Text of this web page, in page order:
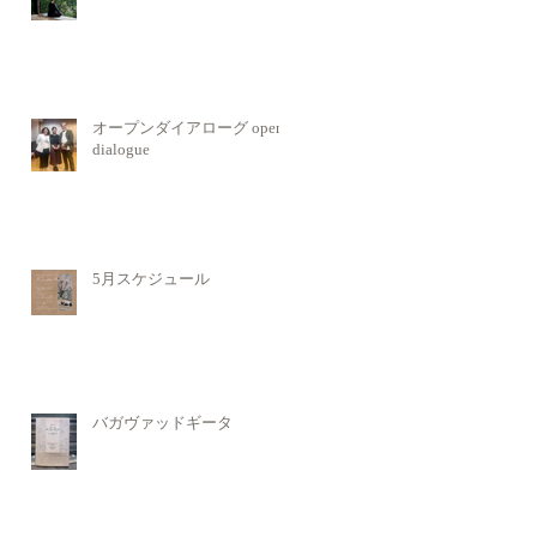
オープンダイアローグ open
dialogue
5月スケジュール
バガヴァッドギータ